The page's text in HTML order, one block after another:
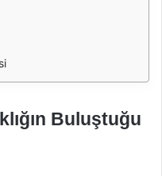
Buluştuğu